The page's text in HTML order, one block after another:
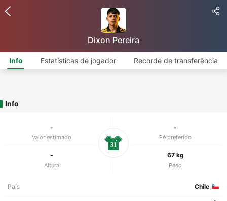
Dixon Pereira
Info Estatísticas de jogador Recorde de transferência
Info
-
Valor estimado
-
Pé preferido
-
Altura
67 kg
Peso
31
País Chile